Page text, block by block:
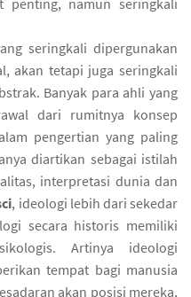
penting, namun seringkali
seringkali dipergunakan
akan tetapi juga seringkali
Banyak para ahli yang
dari rumitnya konsep
pengertian yang paling
diartikan sebagai istilah
interpretasi dunia dan
, ideologi lebih dari sekedar
secara historis memiliki
Artinya ideologi
tempat bagi manusia
akan posisi mereka,